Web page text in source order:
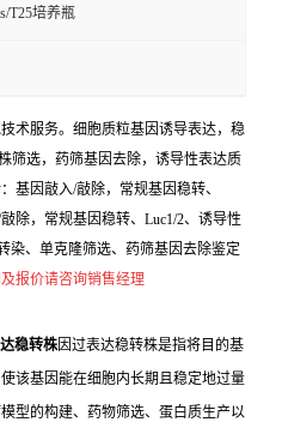
T25培养瓶
术服务。细胞质粒基因诱导表达，稳
筛选，药筛基因去除，诱导性表达质
基因敲入/敲除，常规基因稳转、
除，常规基因稳转、Luc1/2、诱导性
染、单克隆筛选、药筛基因去除鉴定
报价请咨询销售经理
稳转株因过表达稳转株是指将目的基
该基因能在细胞内长期且稳定地过量
型的构建、药物筛选、蛋白质生产以